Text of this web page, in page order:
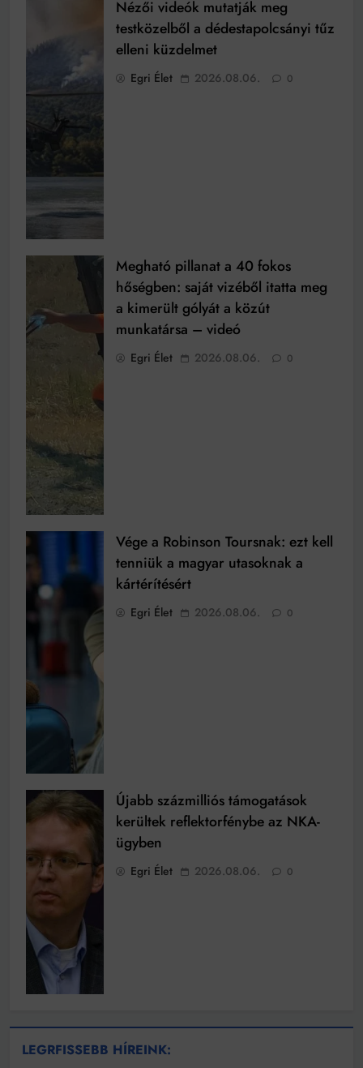
Nézői videók mutatják meg
testközelből a dédestapolcsányi tűz
elleni küzdelmet
Egri Élet 2026.08.06. 0
Megható pillanat a 40 fokos
hőségben: saját vizéből itatta meg
a kimerült gólyát a közút
munkatársa – videó
Egri Élet 2026.08.06. 0
Vége a Robinson Toursnak: ezt kell
tenniük a magyar utasoknak a
kártérítésért
Egri Élet 2026.08.06. 0
Újabb százmilliós támogatások
kerültek reflektorfénybe az NKA-
ügyben
Egri Élet 2026.08.06. 0
LEGRFISSEBB HÍREINK: